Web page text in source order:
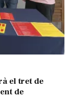
el tret de
de